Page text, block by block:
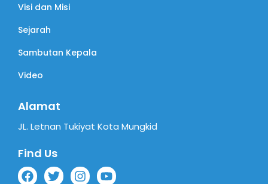
Visi dan Misi
Sejarah
Sambutan Kepala
Video
Alamat
JL. Letnan Tukiyat Kota Mungkid
Find Us